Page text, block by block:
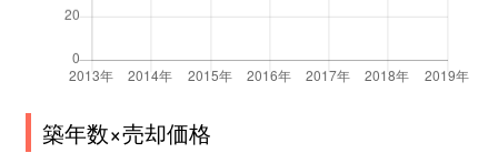
築年数×売却価格